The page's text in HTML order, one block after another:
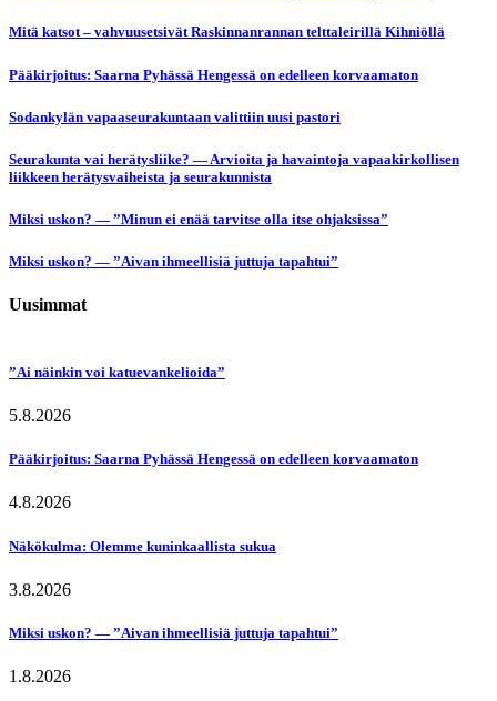
Mitä katsot – vahvuusetsivät Raskinnanrannan telttaleirillä Kihniöllä
Pääkirjoitus: Saarna Pyhässä Hengessä on edelleen korvaamaton
Sodankylän vapaaseurakuntaan valittiin uusi pastori
Seurakunta vai herätysliike? — Arvioita ja havaintoja vapaakirkollisen
liikkeen herätysvaiheista ja seurakunnista
Miksi uskon? — ”Minun ei enää tarvitse olla itse ohjaksissa”
Miksi uskon? — ”Aivan ihmeellisiä juttuja tapahtui”
Uusimmat
”Ai näinkin voi katuevankelioida”
5.8.2026
Pääkirjoitus: Saarna Pyhässä Hengessä on edelleen korvaamaton
4.8.2026
Näkökulma: Olemme kuninkaallista sukua
3.8.2026
Miksi uskon? — ”Aivan ihmeellisiä juttuja tapahtui”
1.8.2026